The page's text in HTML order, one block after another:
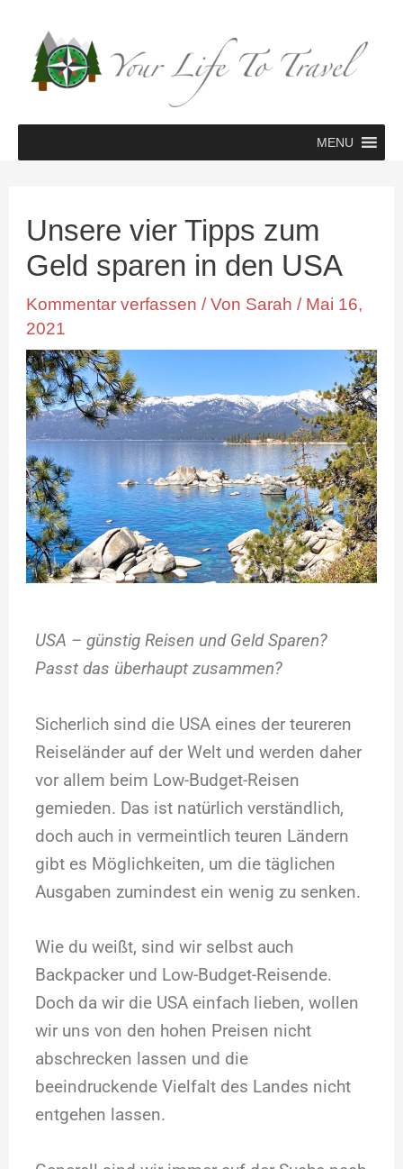
Inhalt
springen
MENU
Unsere vier Tipps zum
Geld sparen in den USA
Kommentar verfassen / Von Sarah/ Mai 16,
2021
USA – günstig Reisen und Geld Sparen?
Passt das überhaupt zusammen?
Sicherlich sind die USA eines der teureren
Reiseländer auf der Welt und werden daher
vor allem beim Low-Budget-Reisen
gemieden. Das ist natürlich verständlich,
doch auch in vermeintlich teuren Ländern
gibt es Möglichkeiten, um die täglichen
Ausgaben zumindest ein wenig zu senken.
Wie du weißt, sind wir selbst auch
Backpacker und Low-Budget-Reisende.
Doch da wir die USA einfach lieben, wollen
wir uns von den hohen Preisen nicht
abschrecken lassen und die
beeindruckende Vielfalt des Landes nicht
entgehen lassen.